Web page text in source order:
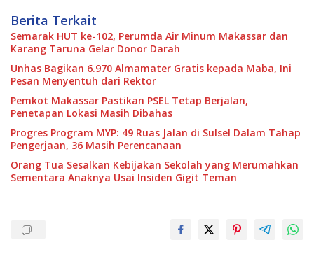
Berita Terkait
Semarak HUT ke-102, Perumda Air Minum Makassar dan
Karang Taruna Gelar Donor Darah
Unhas Bagikan 6.970 Almamater Gratis kepada Maba, Ini
Pesan Menyentuh dari Rektor
Pemkot Makassar Pastikan PSEL Tetap Berjalan,
Penetapan Lokasi Masih Dibahas
Progres Program MYP: 49 Ruas Jalan di Sulsel Dalam Tahap
Pengerjaan, 36 Masih Perencanaan
Orang Tua Sesalkan Kebijakan Sekolah yang Merumahkan
Sementara Anaknya Usai Insiden Gigit Teman